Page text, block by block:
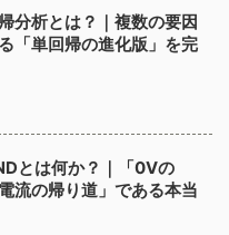
分析とは？｜複数の要因
「単回帰の進化版」を完
とは何か？｜「0Vの
流の帰り道」である本当